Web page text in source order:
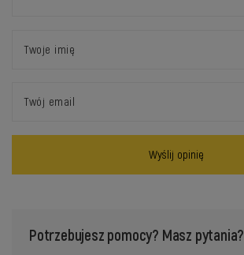
Twoje imię
Twój email
Wyślij opinię
Potrzebujesz pomocy? Masz pytania?